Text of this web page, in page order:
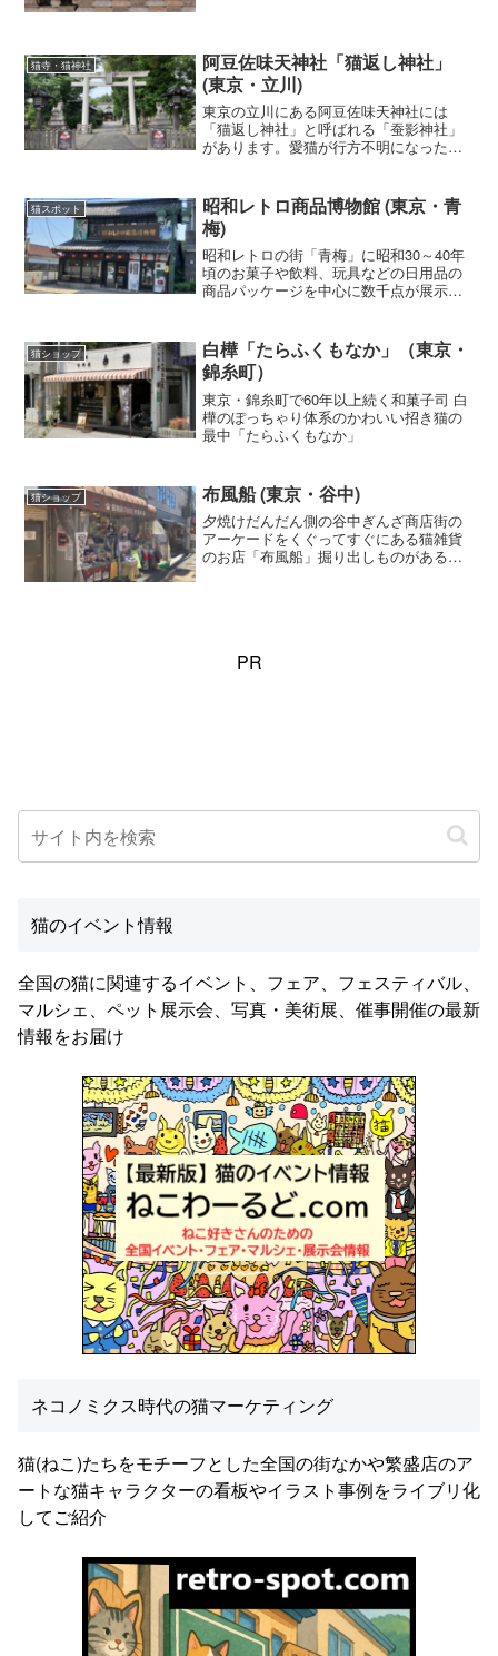
猫寺・猫神社
阿豆佐味天神社「猫返し神社」
(東京・立川)
東京の立川にある阿豆佐味天神社には
「猫返し神社」と呼ばれる「蚕影神社」
があります。愛猫が行方不明になったと
ます。
猫スポット
昭和レトロ商品博物館 (東京・青
梅)
昭和レトロの街「青梅」に昭和30～40年
頃のお菓子や飲料、玩具などの日用品の
商品パッケージを中心に数千点が展示さ
った「菊千代」をモチーフにした福をを
呼ぶ招き猫があります。
猫ショップ
白樺「たらふくもなか」（東京・
錦糸町）
東京・錦糸町で60年以上続く和菓子司 白
樺のぽっちゃり体系のかわいい招き猫の
最中「たらふくもなか」
猫ショップ 布風船 (東京・谷中)
夕焼けだんだん側の谷中ぎんざ商店街の
アーケードをくぐってすぐにある猫雑貨
のお店「布風船」掘り出しものがあるか
PR
猫のイベント情報
全国の猫に関連するイベント、フェア、フェスティバル、
マルシェ、ペット展示会、写真・美術展、催事開催の最新
情報をお届け
ネコノミクス時代の猫マーケティング
猫(ねこ)たちをモチーフとした全国の街なかや繁盛店のア
ートな猫キャラクターの看板やイラスト事例をライブリ化
してご紹介